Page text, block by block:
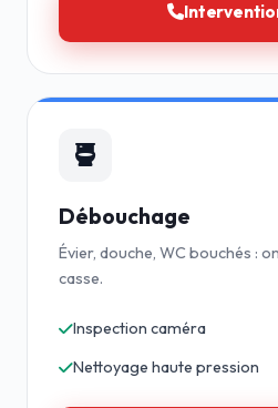
Débouchage
Évier, douche, WC bouchés :
casse.
Inspection caméra
Nettoyage haute pression